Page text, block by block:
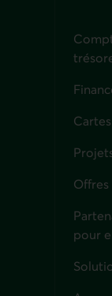
Offres
pour